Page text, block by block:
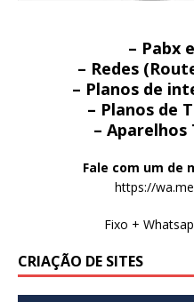
– Pabx
– Redes
– Planos de
– Planos de
– Aparelhos
Fale com um de
https://
Fixo +
CRIAÇÃO DE SITES